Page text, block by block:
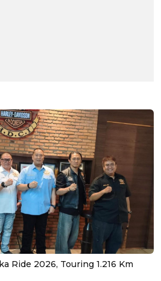
Ride 2026, Touring 1.216 Km